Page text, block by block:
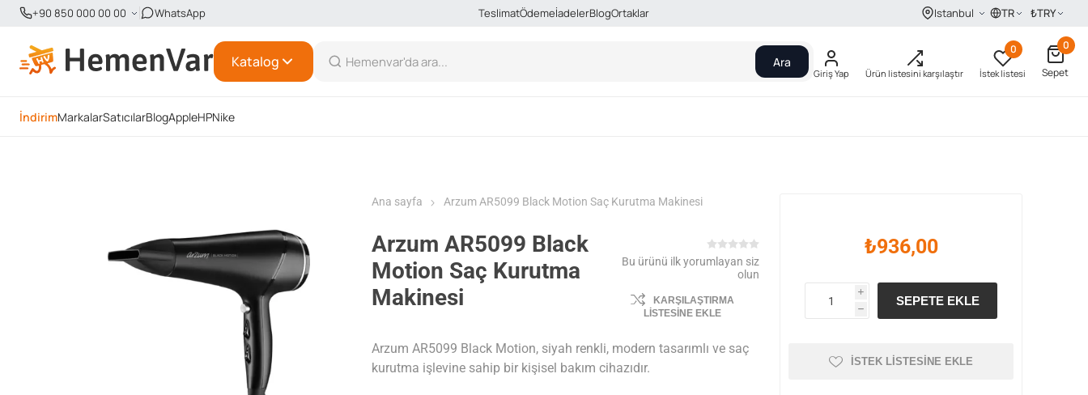
+90 850 000 00 00 WhatsApp TeslimatÖdemeİadelerBlogOrtaklar Istanbul TR ₺TRY
Katalog Ara
Giriş Yap Ürün listesini karşılaştır İstek listesi
0
0
Sepet
İndirimMarkalarSatıcılarBlogAppleHPNike
Ana sayfa Arzum AR5099 Black Motion Saç Kurutma Makinesi
Arzum AR5099 Black
Motion Saç Kurutma
Makinesi
Bu ürünü ilk yorumlayan siz
olun
KARŞILAŞTIRMA
LISTESINE EKLE
Arzum AR5099 Black Motion, siyah renkli, modern tasarımlı ve saç
kurutma işlevine sahip bir kişisel bakım cihazıdır.
₺936,00
i
h
SEPETE EKLE
İSTEK LISTESINE EKLE